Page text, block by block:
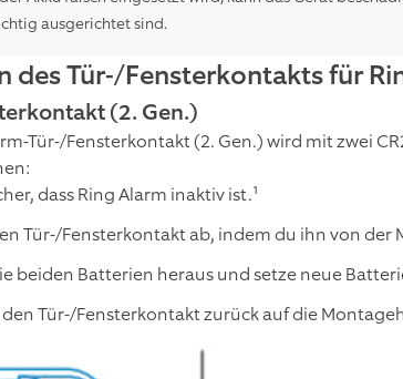
ausgerichtet sind.
des Tür-/Fensterkontakts für
(2. Gen.)
Tür-/Fensterkontakt (2. Gen.) wird mit zwei
dass Ring Alarm inaktiv ist.¹
Tür-/Fensterkontakt ab, indem du ihn von
beiden Batterien heraus und setze neue
Tür-/Fensterkontakt zurück auf die